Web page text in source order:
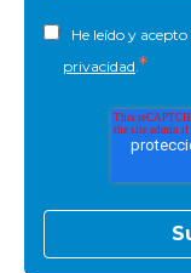
He leído y acepto
privacidad *